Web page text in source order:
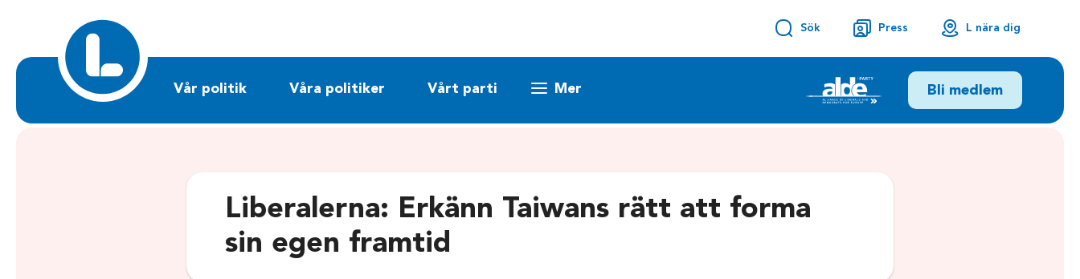
Sök Press L nära dig
Vår politik Våra politiker Vårt parti Mer Bli medlem
Liberalerna: Erkänn Taiwans rätt att forma
sin egen framtid